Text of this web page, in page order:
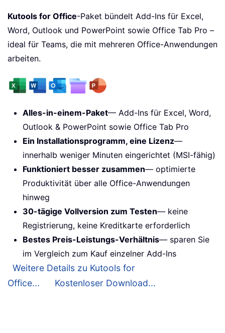
Kutools for Office-Paket bündelt Add-Ins für Excel,
Word, Outlook und PowerPoint sowie Office Tab Pro –
ideal für Teams, die mit mehreren Office-Anwendungen
arbeiten.
Alles-in-einem-Paket— Add-Ins für Excel, Word,
Outlook & PowerPoint sowie Office Tab Pro
Ein Installationsprogramm, eine Lizenz—
innerhalb weniger Minuten eingerichtet (MSI-fähig)
Funktioniert besser zusammen— optimierte
Produktivität über alle Office-Anwendungen
hinweg
30-tägige Vollversion zum Testen— keine
Registrierung, keine Kreditkarte erforderlich
Bestes Preis-Leistungs-Verhältnis— sparen Sie
im Vergleich zum Kauf einzelner Add-Ins
Weitere Details zu Kutools for
Office...
Kostenloser Download...